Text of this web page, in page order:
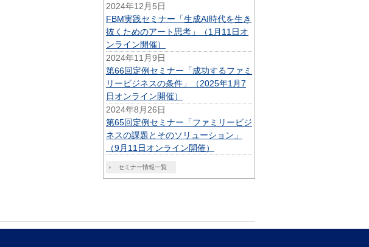
2024年12月5日
FBM実践セミナー「生成AI時代を生き
抜くためのアート思考」（1月11日オ
ンライン開催）
2024年11月9日
第66回定例セミナー「成功するファミ
リービジネスの条件」（2025年1月7
日オンライン開催）
2024年8月26日
第65回定例セミナー「ファミリービジ
ネスの課題とそのソリューション」
（9月11日オンライン開催）
セミナー情報一覧